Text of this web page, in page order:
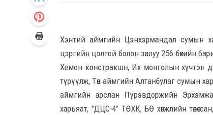
Хэнтий аймгийн Цэнхэрмандал сумын
цэргийн цолтой болон залуу 256 бөхийн
Хемон констракшн, Их монголын хүчтэн
түрүүлж, Төв аймгийн Алтанбулаг сумын
аймгийн арслан Пүрэвдоржийн
харьяат, "ДЦС-4" ТӨХК, БӨ хөгжлийн төлөө